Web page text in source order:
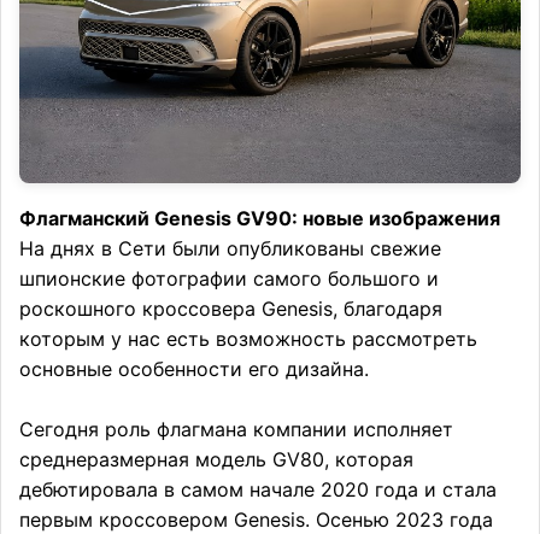
Флагманский Genesis GV90: новые изображения
На днях в Сети были опубликованы свежие
шпионские фотографии самого большого и
роскошного кроссовера Genesis, благодаря
которым у нас есть возможность рассмотреть
основные особенности его дизайна.
Сегодня роль флагмана компании исполняет
среднеразмерная модель GV80, которая
дебютировала в самом начале 2020 года и стала
первым кроссовером Genesis. Осенью 2023 года